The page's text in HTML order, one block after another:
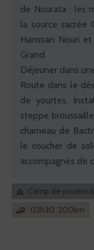
de Nourata : les
la source sacrée
Hanssan Nouri
Grand.
Déjeuner dans
Route dans le
de yourtes.
steppe
chameau de
le coucher de
accompagnés de
Camp de
03h30 200km